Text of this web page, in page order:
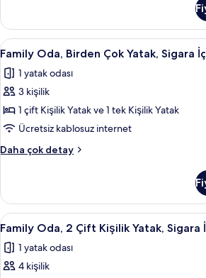
tüm
fotoğrafları
görün
Kişilik
Yatak,
Sigara
İçilmez
hakkında
daha
detay
Family
Oda,
Birden
Çok
Yatak,
Sigara
İçilmez
için
fotoğrafları
görün
Yastık
5
Family Oda, Birden Çok Yatak, Sigara
1 yatak odası
3 kişilik
1 çift Kişilik Yatak ve 1 tek Kişilik Yatak
Ücretsiz kablosuz internet
Daha çok detay
Family
Yatak,
Sigara
İçilmez
hakkında
daha
fazla
Family
Oda,
2
Çift
Yastık
5
Family Oda, 2 Çift Kişilik Yatak, Sigara
1 yatak odası
4 kişilik